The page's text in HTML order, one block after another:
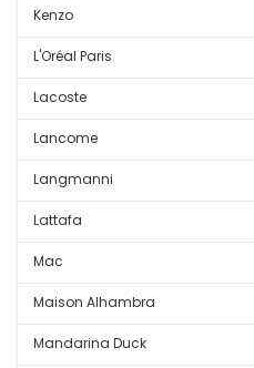
Kenzo
L'Oréal Paris
Lacoste
Lancome
Langmanni
Lattafa
Mac
Maison Alhambra
Mandarina Duck